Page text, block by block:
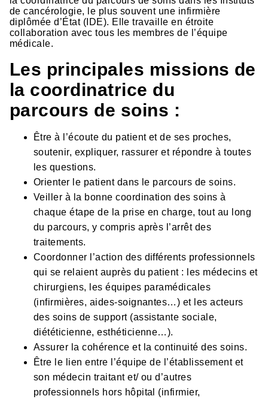
de cancérologie, le plus souvent une infirmière
diplômée d’État (IDE). Elle travaille en étroite
collaboration avec tous les membres de l’équipe
médicale.
Les principales missions de
la coordinatrice du
parcours de soins :
Être à l’écoute du patient et de ses proches,
soutenir, expliquer, rassurer et répondre à toutes
les questions.
Orienter le patient dans le parcours de soins.
Veiller à la bonne coordination des soins à
chaque étape de la prise en charge, tout au long
du parcours, y compris après l’arrêt des
traitements.
Coordonner l’action des différents professionnels
qui se relaient auprès du patient : les médecins et
chirurgiens, les équipes paramédicales
(infirmières, aides-soignantes…) et les acteurs
des soins de support (assistante sociale,
diététicienne, esthéticienne…).
Assurer la cohérence et la continuité des soins.
Être le lien entre l’équipe de l’établissement et
son médecin traitant et/ ou d’autres
professionnels hors hôpital (infirmier,